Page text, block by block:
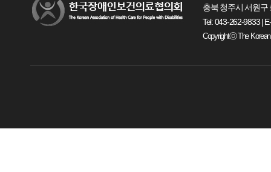
충북 청주시 서원구
Tel: 043-262-9833 |
Copyrightⓒ The Korean